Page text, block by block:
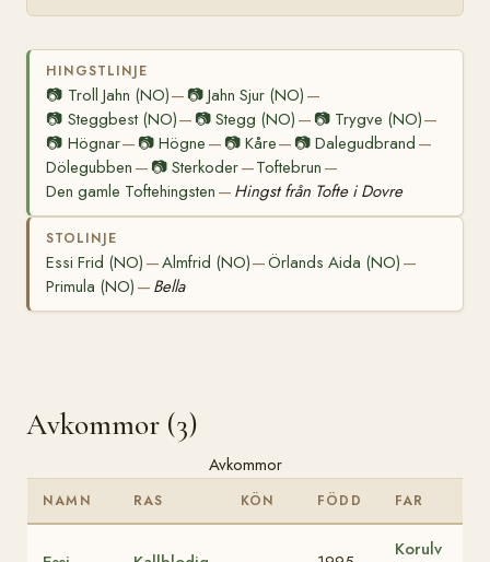
HINGSTLINJE
📷 Troll Jahn (NO)— 📷Jahn Sjur (NO) —
📷 Steggbest (NO)— 📷Stegg (NO) — 📷 Trygve (NO)—
📷 Högnar— 📷Högne — 📷 Kåre— 📷 Dalegudbrand —
Dölegubben — 📷Sterkoder—Toftebrun —
Den gamle Toftehingsten — Hingst från Tofte i Dovre
STOLINJE
Essi Frid (NO) —Almfrid (NO)—Örlands Aida (NO) —
Primula (NO) — Bella
Avkommor (3)
Avkommor
NAMN RAS KÖN FÖDD FAR
Korulv